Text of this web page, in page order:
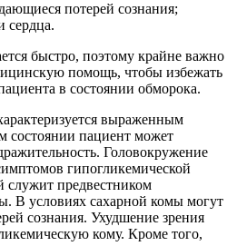
потерей сознания;
сердца.
быстро, поэтому крайне важно
помощь, чтобы избежать
в состоянии обморока.
выраженным
состоянии пациент может
Головокружение
гипогликемической
служит предвестником
В условиях сахарной комы могут
сознания. Ухудшение зрения
кому. Кроме того,